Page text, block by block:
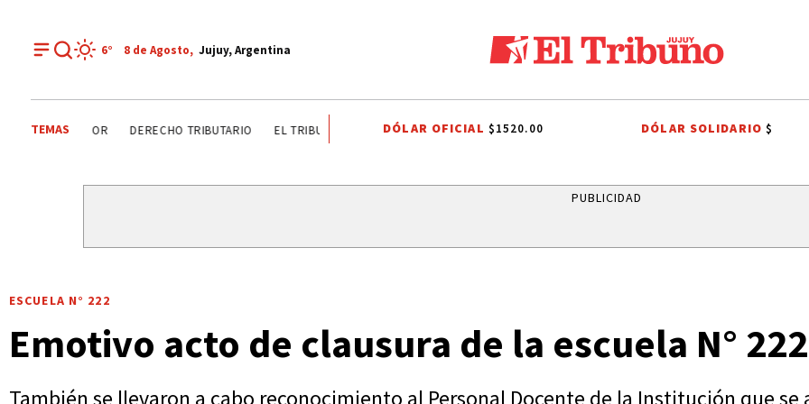
6° 8 de Agosto, Jujuy, Argentina
TEMAS DÍA DEL INGENIERO AGRÓNOMO ANALIZAN SECTOR DERECHO TRIBUTARIO EL TRIBUNO POR LOS BARRIOS ONDA ESTUDIANTIL
DÓLAR OFICIAL $1520.00 DÓLAR SOLIDARIO$
PUBLICIDAD
ESCUELA N° 222
Emotivo acto de clausura de la escuela N° 222
También se llevaron a cabo reconocimiento al Personal Docente de la Institución que se